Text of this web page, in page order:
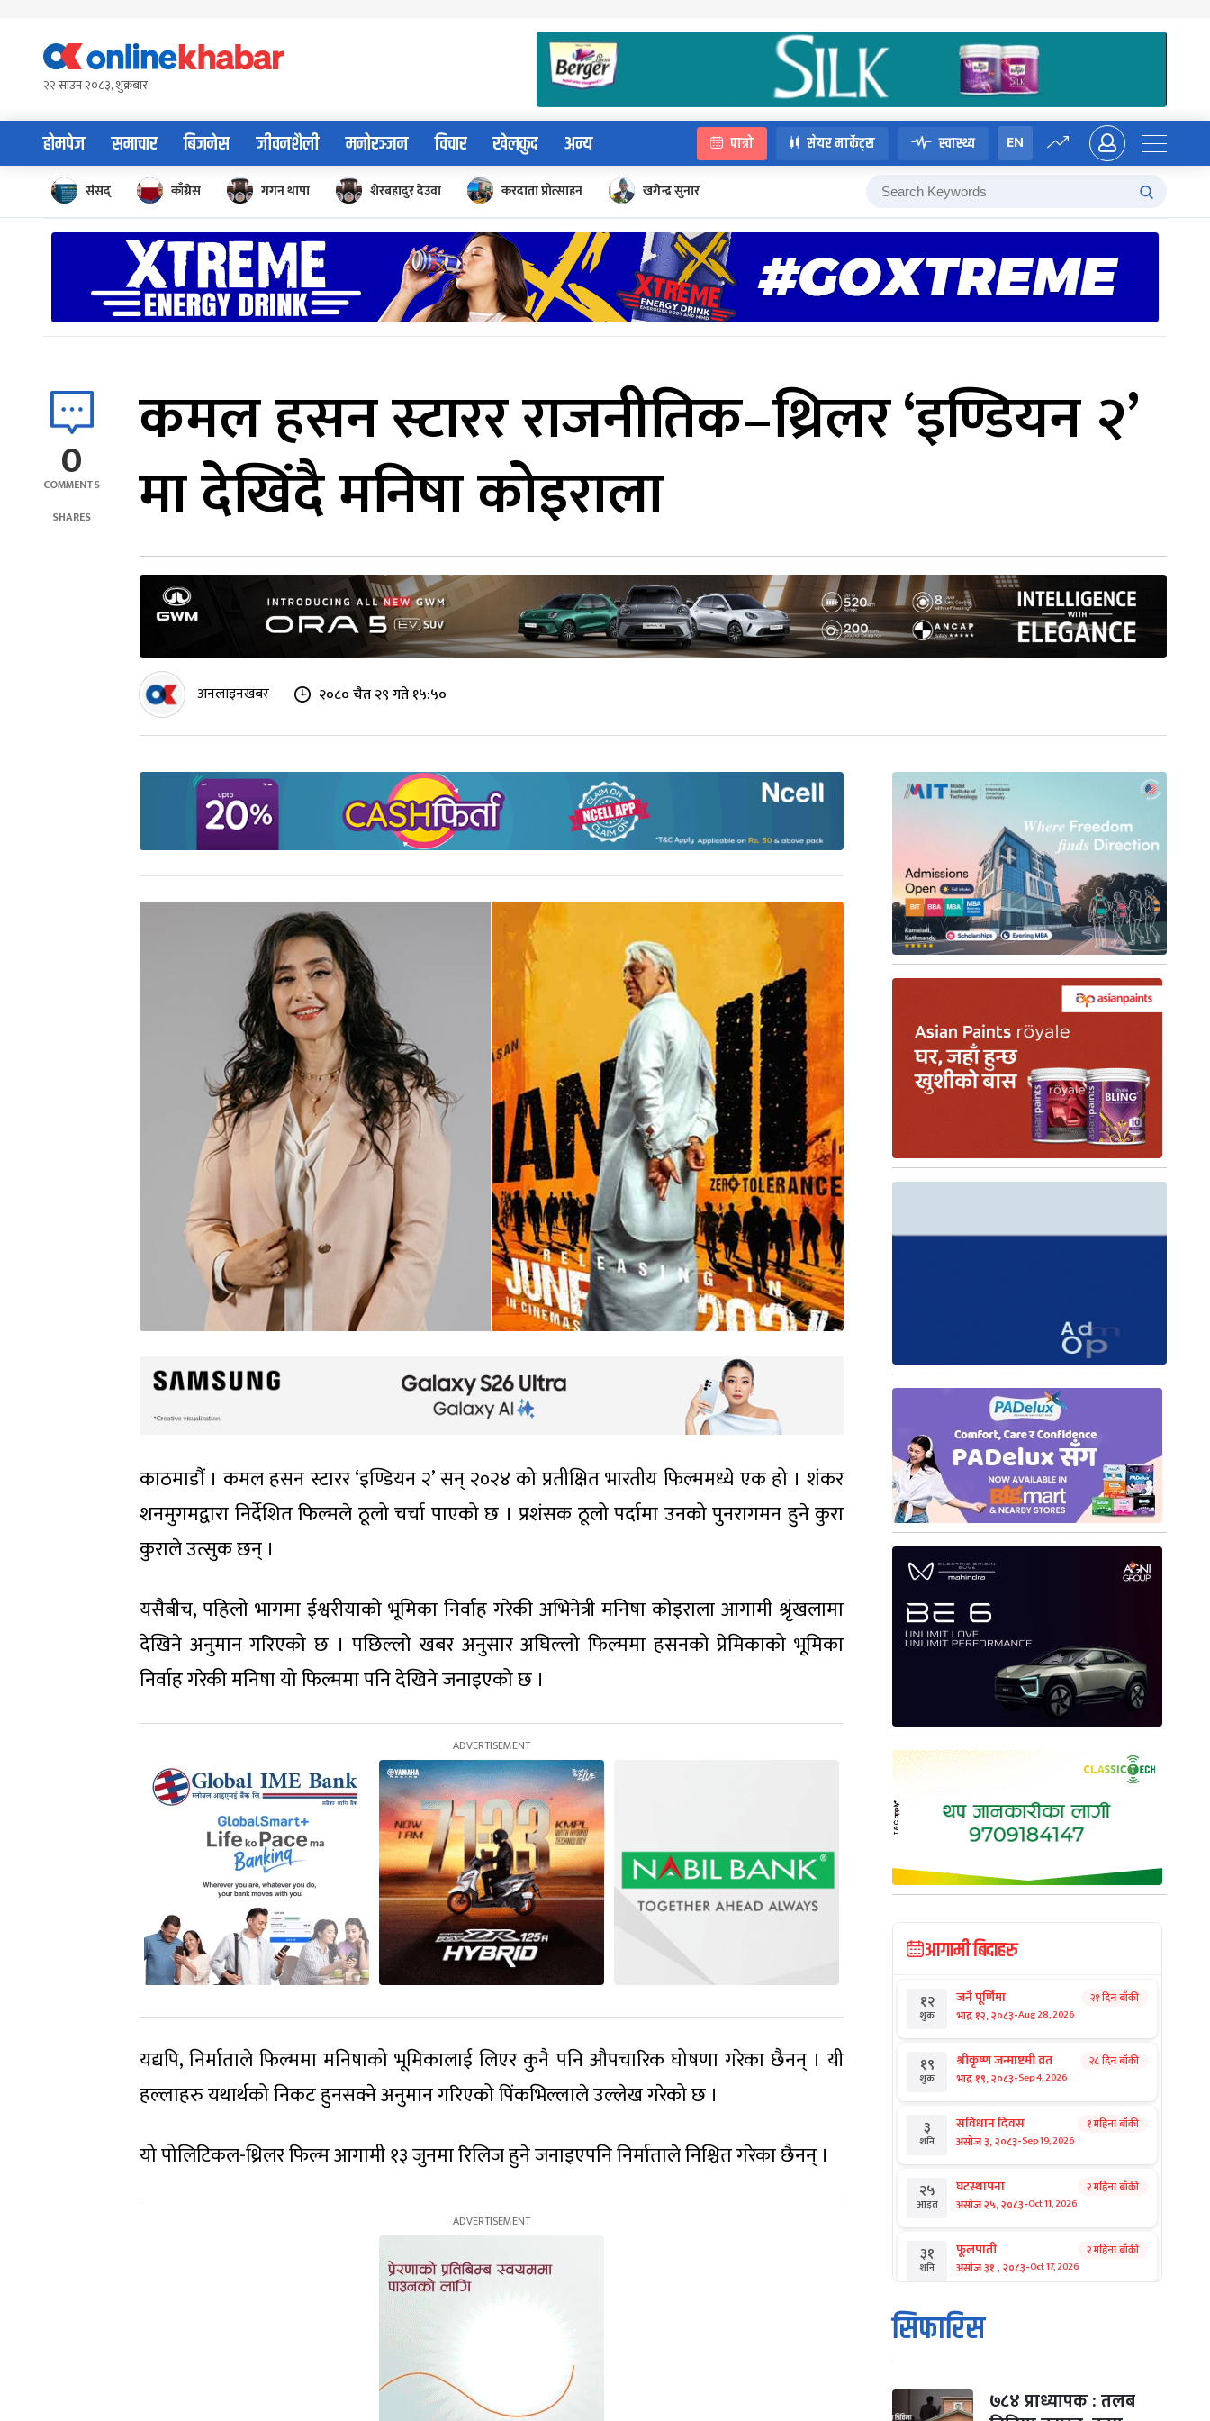
content२२ साउन २०८३, शुक्रबार
होमपेज समाचार बिजनेस जीवनशैली मनोरञ्जन विचार खेलकुद अन्य पात्रो सेयर मार्केट्स स्वास्थ्य EN
संसद् काँग्रेस गगन थापा शेरबहादुर देउवा करदाता प्रोत्साहन खगेन्द्र सुनार
0
COMMENTS
SHARES
कमल हसन स्टारर राजनीतिक–थ्रिलर ‘इण्डियन २’
मा देखिंदै मनिषा कोइराला
अनलाइनखबर २०८० चैत २९ गते १५:५०
काठमाडौं । कमल हसन स्टारर ‘इण्डियन २’ सन् २०२४ को प्रतीक्षित भारतीय फिल्ममध्ये एक हो । शंकर
शनमुगमद्वारा निर्देशित फिल्मले ठूलो चर्चा पाएको छ । प्रशंसक ठूलो पर्दामा उनको पुनरागमन हुने कुरा
कुराले उत्सुक छन् ।
यसैबीच, पहिलो भागमा ईश्वरीयाको भूमिका निर्वाह गरेकी अभिनेत्री मनिषा कोइराला आगामी श्रृंखलामा
देखिने अनुमान गरिएको छ । पछिल्लो खबर अनुसार अघिल्लो फिल्ममा हसनको प्रेमिकाको भूमिका
निर्वाह गरेकी मनिषा यो फिल्ममा पनि देखिने जनाइएको छ ।
यद्यपि, निर्माताले फिल्ममा मनिषाको भूमिकालाई लिएर कुनै पनि औपचारिक घोषणा गरेका छैनन् । यी
हल्लाहरु यथार्थको निकट हुनसक्ने अनुमान गरिएको पिंकभिल्लाले उल्लेख गरेको छ ।
यो पोलिटिकल-थ्रिलर फिल्म आगामी १३ जुनमा रिलिज हुने जनाइएपनि निर्माताले निश्चित गरेका छैनन् ।
आगामी बिदाहरु
१२
शुक्र
जनै पूर्णिमा
भाद्र १२, २०८३-Aug 28, 2026
२१ दिन बाँकी
१९
शुक्र
श्रीकृष्ण जन्माष्टमी व्रत
भाद्र १९, २०८३-Sep 4, 2026
२८ दिन बाँकी
३
शनि
संविधान दिवस
असोज ३, २०८३-Sep 19, 2026
१ महिना बाँकी
२५
आइत
घटस्थापना
असोज २५, २०८३-Oct 11, 2026
२ महिना बाँकी
३१
शनि
फूलपाती
असोज ३१ , २०८३-Oct 17, 2026
२ महिना बाँकी
१
आइत
कार्तिक सङ्क्रान्ति
कार्तिक १, २०८३
मंगल कार्तिक ३, २०८३ -Oct 20, 2026
सिफारिस
७८४ प्राध्यापक : तलब